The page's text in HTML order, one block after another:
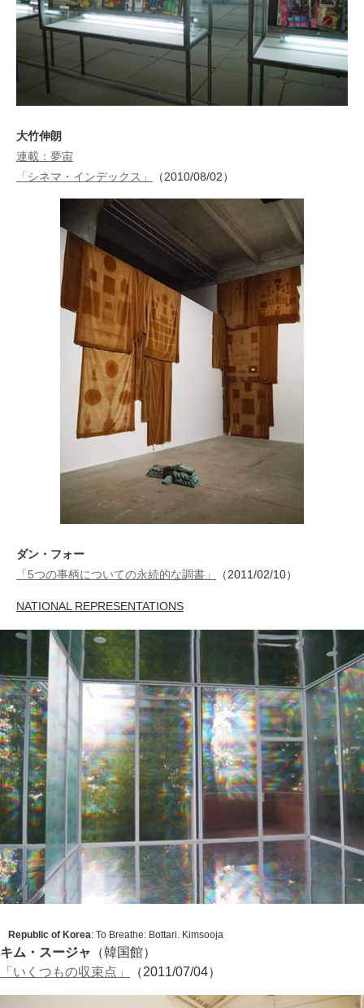
大竹伸朗
連載：夢宙
「シネマ・インデックス」
（2010/08/02）
ダン・フォー
「5つの事柄についての永続的な調書」
（2011/02/10）
NATIONAL REPRESENTATIONS
Republic of Korea: To Breathe: Bottari . Kimsooja
キム・スージャ
（韓国館）
「いくつもの収束点」
（2011/07/04）